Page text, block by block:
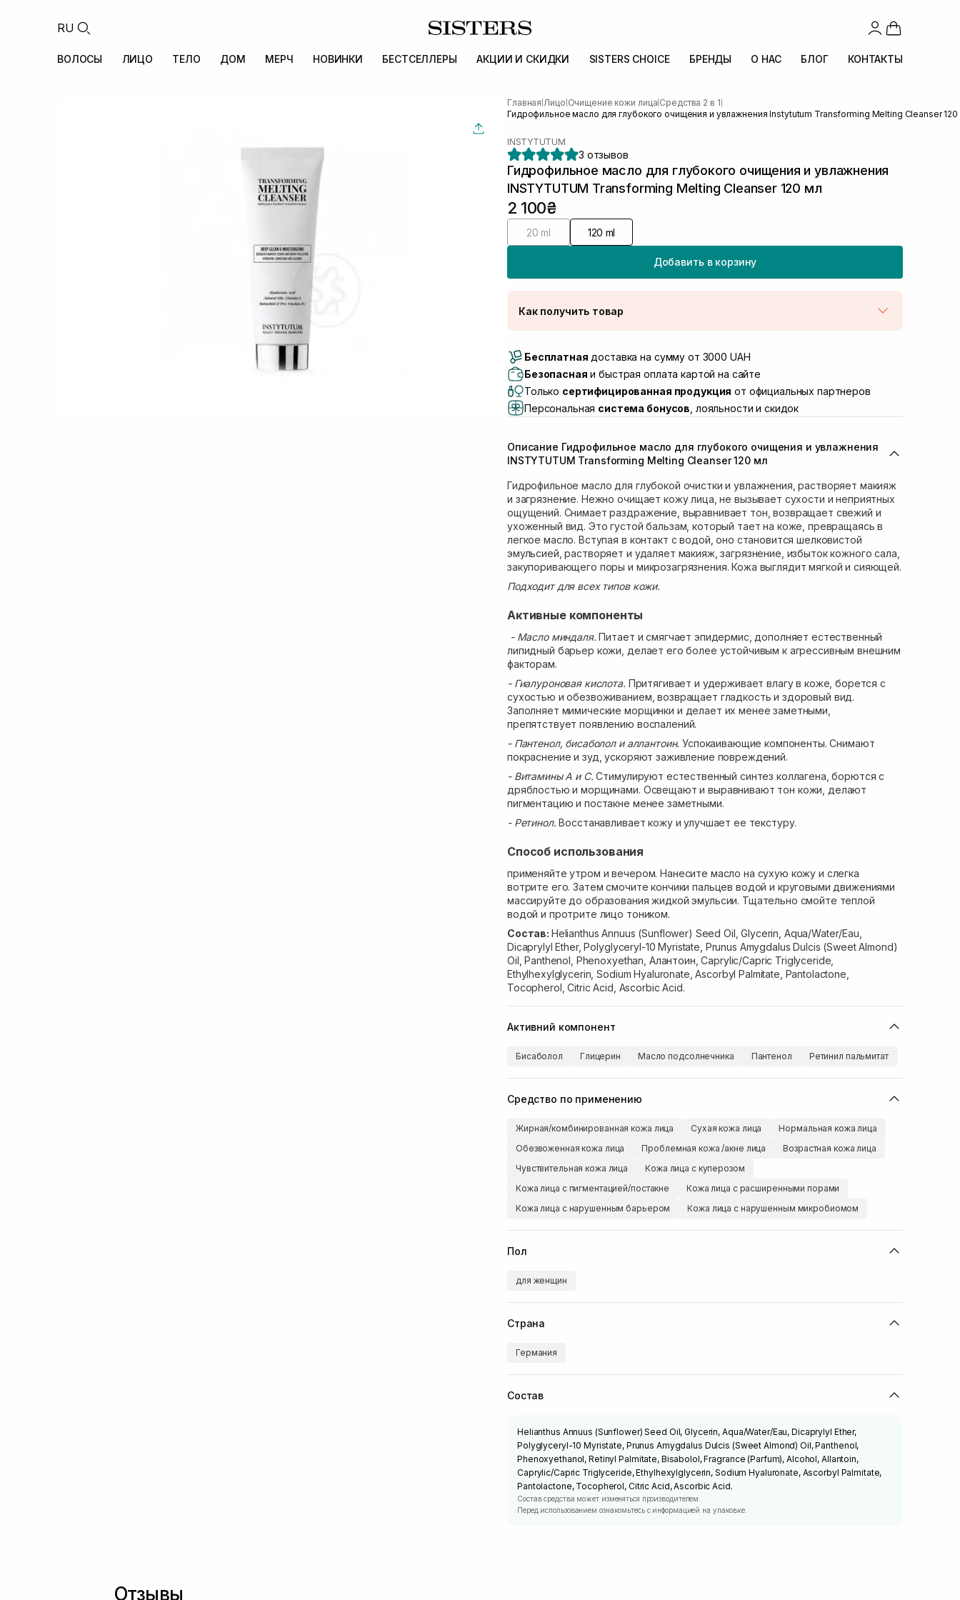
RU
ВОЛОСЫ ЛИЦО ТЕЛО ДОМ МЕРЧ НОВИНКИ БЕСТСЕЛЛЕРЫ АКЦИИ И СКИДКИ SISTERS CHOICE БРЕНДЫ О НАС БЛОГ КОНТАКТЫ
Главная Лицо Очищение кожи лица Средства 2 в 1
Гидрофильное масло для глубокого очищения и увлажнения Instytutum Transforming Melting Cleanser
INSTYTUTUM
3 отзывов
Гидрофильное масло для глубокого очищения и увлажнения
INSTYTUTUM Transforming Melting Cleanser 120 мл
2 100₴
20 ml 120 ml
Добавить в корзину
Как получить товар
Самовывоз г. Луцк, Винниченка 4
Самовывоз г. Львов, ул. Академика Подстригача, 1В (Duck's
Самовывоз Львов (Ивана Франко 36) В наличии
Самовывоз г. Львов ул. Степана Бандеры 43 В наличии
Самовывоз г. Ровно, ул. Кулика и Гудачека 23 (ТЦ Экватор) Нет в наличии!
Бесплатная доставка на сумму от 3000 UAH
Безопасная и быстрая оплата картой на сайте
Только сертифицированная продукция от официальных партнеров
Персональная система бонусов , лояльности и скидок
Описание Гидрофильное масло для глубокого очищения и увлажнения
INSTYTUTUM Transforming Melting Cleanser 120 мл
Гидрофильное масло для глубокой очистки и увлажнения, растворяет макияж
и загрязнение. Нежно очищает кожу лица, не вызывает сухости и неприятных
ощущений. Снимает раздражение, выравнивает тон, возвращает свежий и
ухоженный вид. Это густой бальзам, который тает на коже, превращаясь в
легкое масло. Вступая в контакт с водой, оно становится шелковистой
эмульсией, растворяет и удаляет макияж, загрязнение, избыток кожного сала,
закупоривающего поры и микрозагрязнения. Кожа выглядит мягкой и сияющей.
Подходит для всех типов кожи.
Активные компоненты
- Масло миндаля. Питает и смягчает эпидермис, дополняет естественный
липидный барьер кожи, делает его более устойчивым к агрессивным внешним
факторам.
- Гиалуроновая кислота. Притягивает и удерживает влагу в коже, борется с
сухостью и обезвоживанием, возвращает гладкость и здоровый вид.
Заполняет мимические морщинки и делает их менее заметными,
препятствует появлению воспалений.
- Пантенол, бисаболол и аллантоин.Успокаивающие компоненты. Снимают
покраснение и зуд, ускоряют заживление повреждений.
- Витамины A и C.Стимулируют естественный синтез коллагена, борются с
дряблостью и морщинами. Освещают и выравнивают тон кожи, делают
пигментацию и постакне менее заметными.
- Ретинол. Восстанавливает кожу и улучшает ее текстуру.
Способ использования
применяйте утром и вечером. Нанесите масло на сухую кожу и слегка
вотрите его. Затем смочите кончики пальцев водой и круговыми движениями
массируйте до образования жидкой эмульсии. Тщательно смойте теплой
водой и протрите лицо тоником.
Состав: Helianthus Annuus (Sunflower) Seed Oil, Glycerin, Aqua/Water/Eau,
Dicaprylyl Ether, Polyglyceryl-10 Myristate, Prunus Amygdalus Dulcis (Sweet Almond)
Oil, Panthenol, Phenoxyethan, Алантоин, Caprylic/Capric Triglyceride,
Ethylhexylglycerin, Sodium Hyaluronate, Ascorbyl Palmitate, Pantolactone,
Tocopherol, Citric Acid, Ascorbic Acid.
Активний компонент
Бисаболол Глицерин Масло подсолнечника Пантенол Ретинил пальмитат
Средство по применению
Жирная/комбинированная кожа лица Сухая кожа лица
Нормальная кожа лица
Обезвоженная кожа лица
Проблемная кожа /акне лица
Возрастная кожа лица
Чувствительная кожа лица
Кожа лица с куперозом
Кожа лица с пигментацией/постакне
Кожа лица с расширенными порами
Кожа лица с нарушенным барьером
Кожа лица с нарушенным микробиомом
Пол
для женщин
Страна
Германия
Состав
Helianthus Annuus (Sunflower) Seed Oil, Glycerin, Aqua/Water/Eau, Dicaprylyl Ether,
Polyglyceryl-10 Myristate, Prunus Amygdalus Dulcis (Sweet Almond) Oil, Panthenol,
Phenoxyethanol, Retinyl Palmitate, Bisabolol, Fragrance (Parfum), Alcohol, Allantoin,
Caprylic/Capric Triglyceride, Ethylhexylglycerin, Sodium Hyaluronate, Ascorbyl Palmitate,
Pantolactone, Tocopherol, Citric Acid, Ascorbic Acid.
Состав средства может изменяться производителем.
Перед использованием ознакомьтесь с информацией на упаковке.
Отзывы